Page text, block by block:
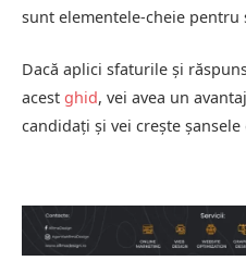
sunt elementele-cheie pentru
Dacă aplici sfaturile și
acest ghid, vei avea un
candidați și vei crește